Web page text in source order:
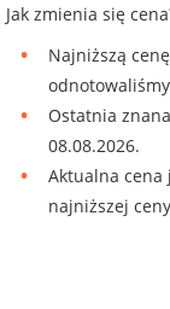
Jak zmienia się
Najniższą
Ostatnia
08.08.2026.
Aktualna cena
najniższej